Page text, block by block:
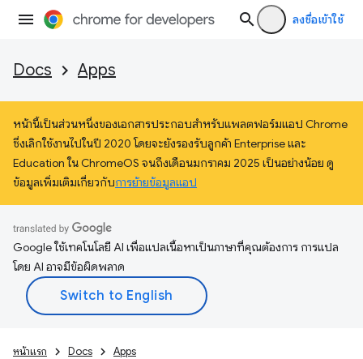
ลงชื่อเข้าใช้
Docs Apps
หน้านี้เป็นส่วนหนึ่งของเอกสารประกอบสำหรับแพลตฟอร์มแอป Chrome
ซึ่งเลิกใช้งานไปในปี 2020 โดยจะยังรองรับลูกค้า Enterprise และ
Education ใน ChromeOS จนถึงเดือนมกราคม 2025 เป็นอย่างน้อย ดู
ข้อมูลเพิ่มเติมเกี่ยวกับการย้ายข้อมูลแอป
Google ใช้เทคโนโลยี AI เพื่อแปลเนื้อหาเป็นภาษาที่คุณต้องการ การแปล
โดย AI อาจมีข้อผิดพลาด
หน้าแรก Docs Apps